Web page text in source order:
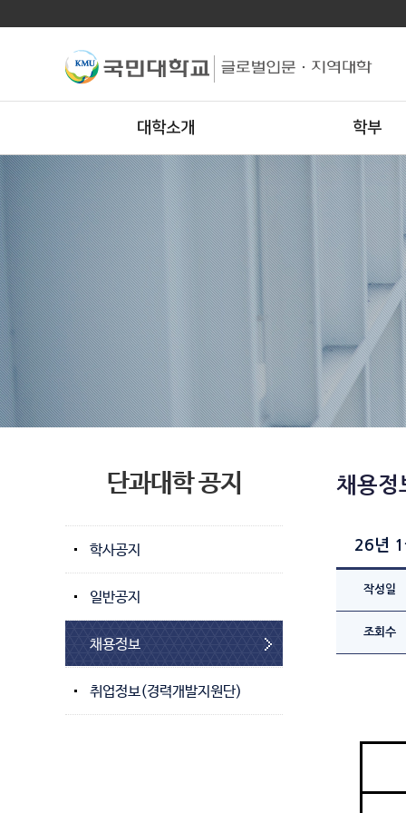
대학소개 학부
단과대학 공지
학사공지
일반공지
채용정보
취업정보(경력개발지원단)
채용정
26년 1
작성일
조회수